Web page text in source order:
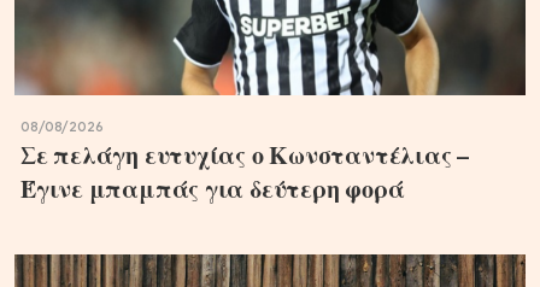
08/08/2026
Σε πελάγη ευτυχίας ο Κωνσταντέλιας –
Έγινε μπαμπάς για δεύτερη φορά